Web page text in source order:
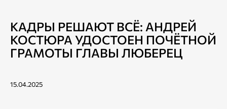
КАДРЫ РЕШАЮТ ВСЁ: АНДРЕЙ
КОСТЮРА УДОСТОЕН ПОЧЁТНОЙ
ГРАМОТЫ ГЛАВЫ ЛЮБЕРЕЦ
15.04.2025